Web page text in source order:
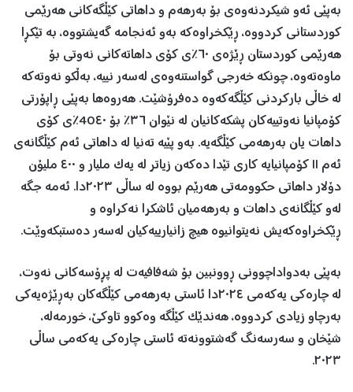
بەپێی ئەو شیکردنەوەی بۆ بەرهەم و داهاتی کێڵگەکانی هەرێمی
کوردستانی کردووە، ڕێکخراوەکە بەو ئەنجامە گەیشتووە، بە تێکڕا
هەرێمی کوردستان ڕێژەی ٦٠٪ی کۆی داهاتەکانی نەوتی بۆ
ماوەتەوە، چونکە خەرجی گواستنەوەی لەسەر نییە، بەڵکو نەوتەکە
لە خاڵی بارکردنی کێڵگەکەوە دەفرۆشێت. هەروەها بەپێی ڕاپۆرتی
کۆمپانیا نەوتییەکان پشکەکانیان لە نێوان ٣٦٪ بۆ 40٤٠٪ی کۆی
داهات یان بەرهەمی کێڵگەیە. بەو پێیە تەنیا لە داهاتی ئەم کێڵگانەی
ئەم ١١ کۆمپانیایە کاری تێدا دەکەن زیاتر لە یەک ملیار و ٤٠٠ ملیۆن
دۆلار داهاتی حکوومەتی هەرێم بووە لە ساڵی ٢٠٢٣دا. ئەمە جگە
لەو کێڵگانەی داهات و بەرهەمیان ئاشکرا نەکراوە و
ڕێکخراوەکەیش نەیتوانیوە هیچ زانیارییەکیان لەسەر دەستبکەوێت.
بەپێی بەدواداچوونی ڕوونبین بۆ شەفافیەت لە پڕۆسەکانی نەوت،
لە چارەکی یەکەمی ٢٠٢٤دا ئاستی بەرهەمی کێڵگەکان بەڕێژەیەکی
بەرچاو زیادی کردووە، هەندێک کێڵگە وەکوو تاوکێ، خورمەلە،
شێخان و سەرسەنگ گەشتوونەتە ئاستی چارەکی یەکەمی ساڵی
٢٠٢٣.